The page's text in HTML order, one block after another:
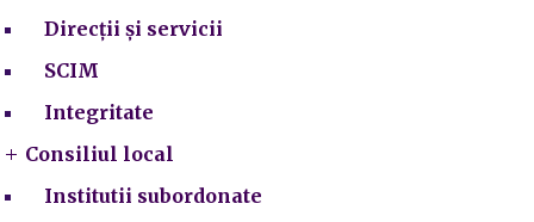
Direcții și servicii
SCIM
Integritate
Consiliul local
Institutii subordonate